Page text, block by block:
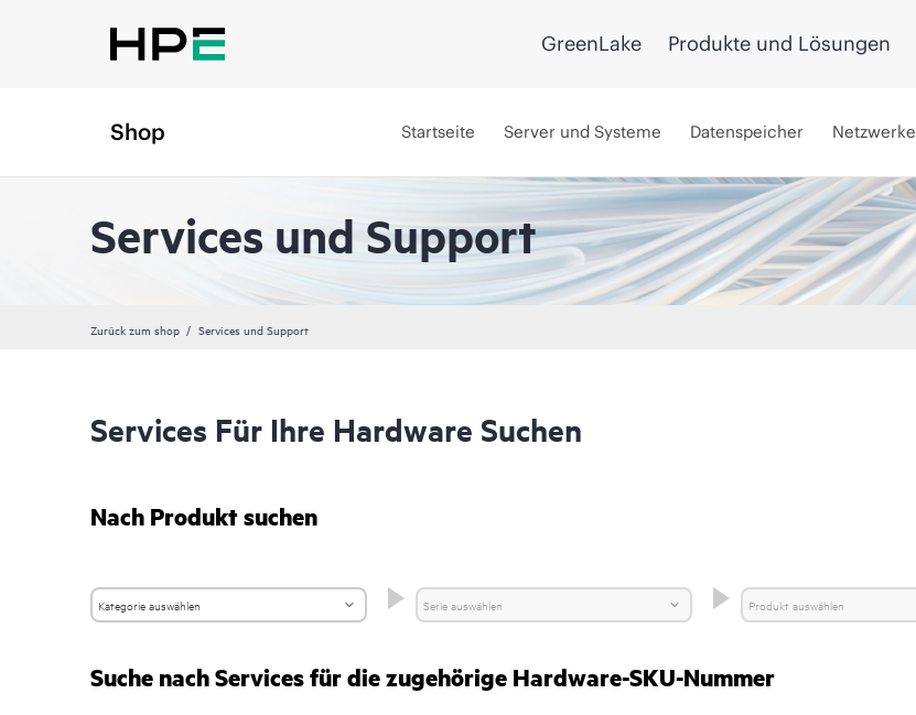
GreenLake Produkte und Lösungen
Shop Startseite Server und Systeme Datenspeicher Netzwerke
Services und Support
Zurück zum shop Services und Support
Services Für Ihre Hardware Suchen
Nach Produkt suchen
Suche nach Services für die zugehörige Hardware-SKU-Nummer